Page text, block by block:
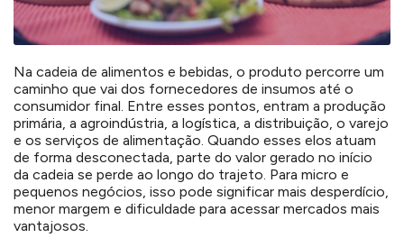
Na cadeia de alimentos e bebidas, o produto percorre um
caminho que vai dos fornecedores de insumos até o
consumidor final. Entre esses pontos, entram a produção
primária, a agroindústria, a logística, a distribuição, o varejo
e os serviços de alimentação. Quando esses elos atuam
de forma desconectada, parte do valor gerado no início
da cadeia se perde ao longo do trajeto. Para micro e
pequenos negócios, isso pode significar mais desperdício,
menor margem e dificuldade para acessar mercados mais
vantajosos.